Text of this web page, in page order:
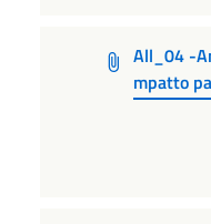
All_04 -
mpatto